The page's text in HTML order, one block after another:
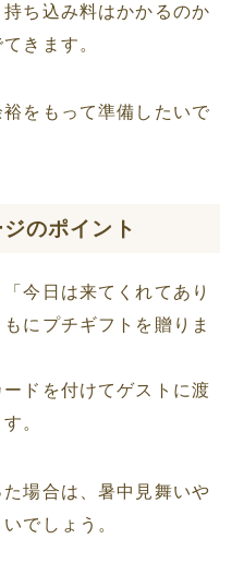
ち込み料はかかるのか
きます。
をもって準備したいで
のポイント
今日は来てくれてあり
にプチギフトを贈りま
ドを付けてゲストに渡
。
場合は、暑中見舞いや
でしょう。